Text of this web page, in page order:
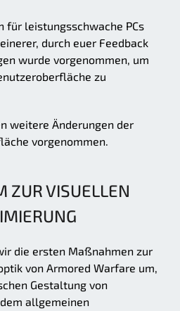
für leistungsschwache PCs
durch euer Feedback
wurde vorgenommen, um
zu
weitere Änderungen der
vorgenommen.
ZUR VISUELLEN
die ersten Maßnahmen zur
von Armored Warfare um,
Gestaltung von
allgemeinen